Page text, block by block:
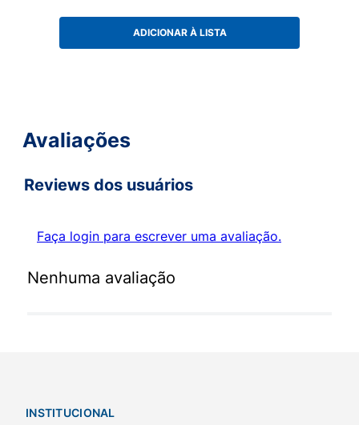
ADICIONAR À LISTA
Avaliações
Reviews dos usuários
Faça login para escrever uma avaliação.
Nenhuma avaliação
INSTITUCIONAL